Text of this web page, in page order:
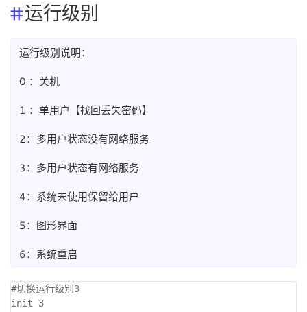
运行级别
运行级别说明：
0 ：关机
1 ：单用户【找回丢失密码】
2：多用户状态没有网络服务
3：多用户状态有网络服务
4：系统未使用保留给用户
5：图形界面
6：系统重启
#切换运行级别3
init 3